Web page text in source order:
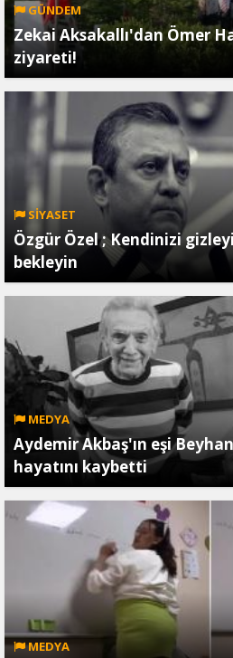
GÜNDEM
Zekai Aksakallı'dan Ömer
ziyareti!
SİYASET
Özgür Özel ; Kendinizi
bekleyin
MEDYA
Aydemir Akbaş'ın eşi
hayatını kaybetti
MEDYA